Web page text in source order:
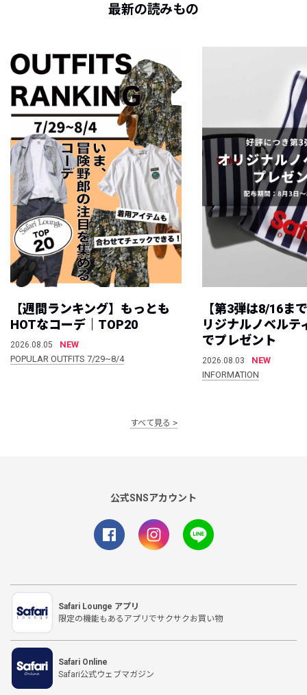
最新の読みもの
【週間ランキング】もっとも
HOTなコーデ｜TOP20
2026.08.05
NEW
POPULAR OUTFITS 7/29~8/4
【第3弾は8/16ま
リジナルノベルテ
でプレゼント
2026.08.03
NEW
INFORMATION
すべて見る
公式SNSアカウント
Safari Lounge アプリ
限定の機能もあるアプリでサクサクお買い物
Safari Online
Safari公式ウェブマガジン